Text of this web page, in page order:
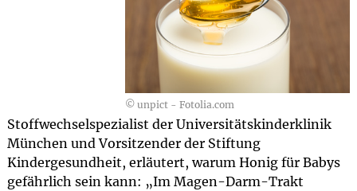
© unpict - Fotolia.com
Stoffwechselspezialist der Universitätskinderklinik
München und Vorsitzender der Stiftung
Kindergesundheit, erläutert, warum Honig für Babys
gefährlich sein kann: „Im Magen-Darm-Trakt